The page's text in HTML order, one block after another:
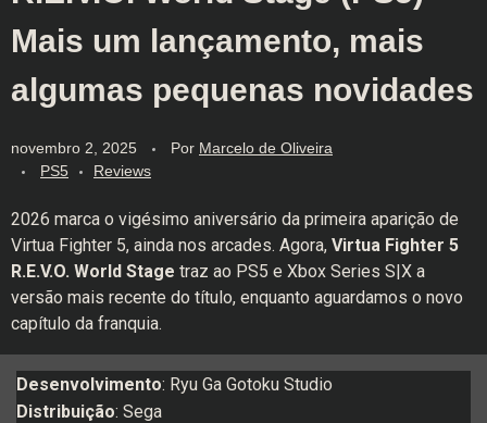
Mais um lançamento, mais
algumas pequenas novidades
novembro 2, 2025 Por Marcelo de Oliveira
PS5
Reviews
2026 marca o vigésimo aniversário da primeira aparição de
Virtua Fighter 5, ainda nos arcades. Agora, Virtua Fighter 5
R.E.V.O. World Stage traz ao PS5 e Xbox Series S|X a
versão mais recente do título, enquanto aguardamos o novo
capítulo da franquia.
Desenvolvimento: Ryu Ga Gotoku Studio
Distribuição: Sega